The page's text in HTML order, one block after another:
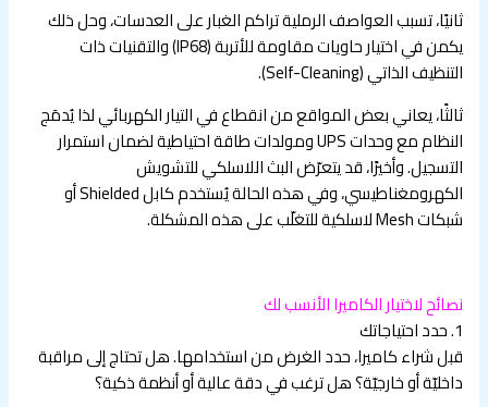
ثانيًا، تسبب العواصف الرملية تراكم الغبار على العدسات، وحل ذلك
يكمن في اختيار حاويات مقاومة للأتربة (IP68) والتقنيات ذات
التنظيف الذاتي (Self-Cleaning).
ثالثًا، يعاني بعض المواقع من انقطاع في التيار الكهربائي لذا يُدمَج
النظام مع وحدات UPS ومولدات طاقة احتياطية لضمان استمرار
التسجيل. وأخيرًا، قد يتعرّض البث اللاسلكي للتشويش
الكهرومغناطيسي، وفي هذه الحالة يُستخدم كابل Shielded أو
شبكات Mesh لاسلكية للتغلّب على هذه المشكلة.
نصائح لاختيار الكاميرا الأنسب لك
1. حدد احتياجاتك
قبل شراء كاميرا، حدد الغرض من استخدامها. هل تحتاج إلى مراقبة
داخليّة أو خارجيّة؟ هل ترغب في دقة عالية أو أنظمة ذكية؟